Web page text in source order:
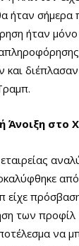
θα ήταν
ήταν μόνο
διέπλασαν
Άνοιξη στο
είχε
των προφίλ
να